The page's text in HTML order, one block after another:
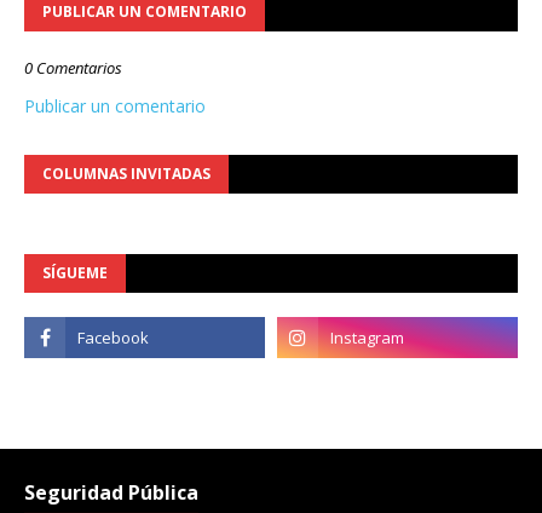
PUBLICAR UN COMENTARIO
0 Comentarios
Publicar un comentario
COLUMNAS INVITADAS
SÍGUEME
Seguridad Pública